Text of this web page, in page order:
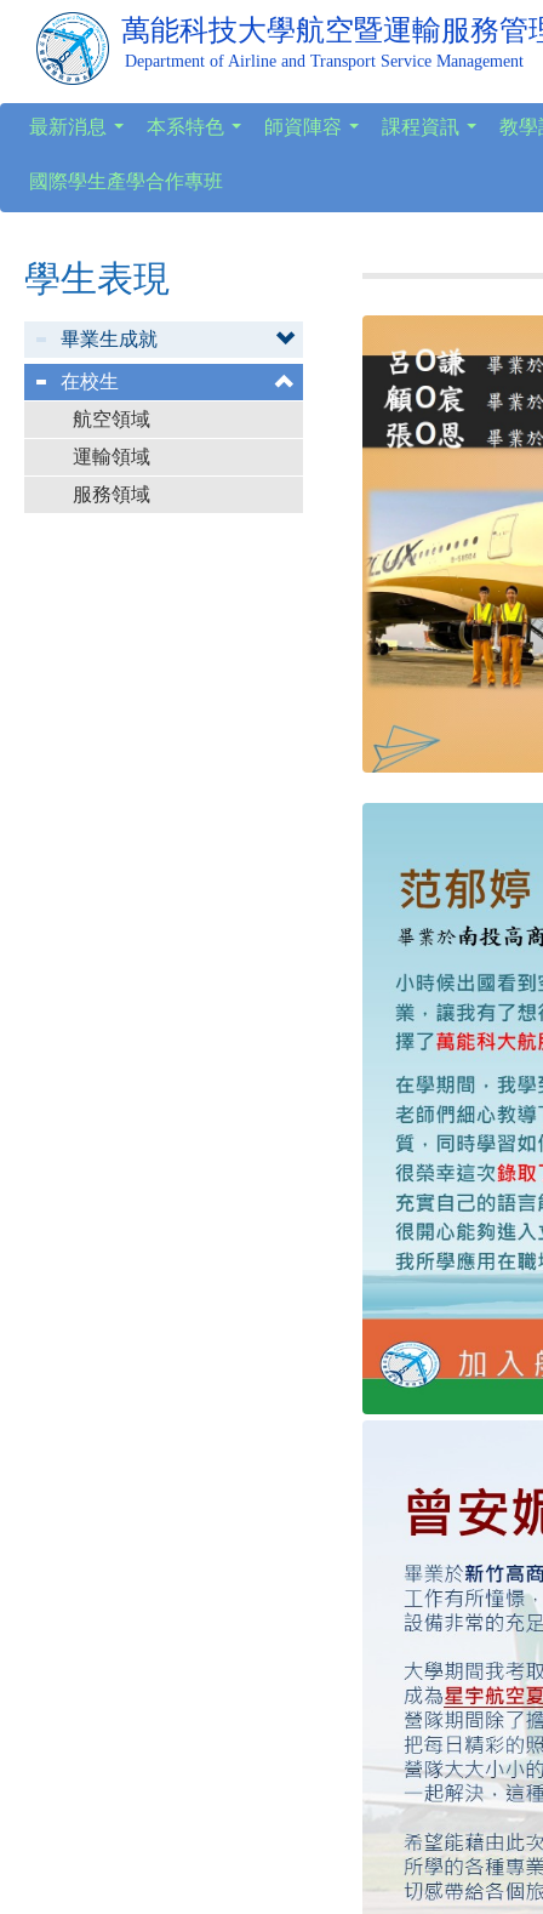
萬能科技大學航空暨運輸服務管
Department of Airline and Transport Service Management
最新消息 本系特色 師資陣容 課程資訊 教學
國際學生產學合作專班
學生表現
畢業生成就
在校生
航空領域
運輸領域
服務領域